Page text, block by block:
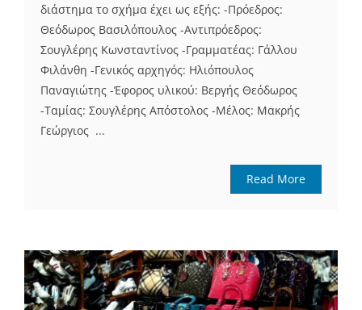
διάστημα το σχήμα έχει ως εξής: -Πρόεδρος:
Θεόδωρος Βασιλόπουλος -Αντιπρόεδρος:
Σουγλέρης Κωνσταντίνος -Γραμματέας: Γάλλου
Φιλάνθη -Γενικός αρχηγός: Ηλιόπουλος
Παναγιώτης -Έφορος υλικού: Βεργής Θεόδωρος
-Ταμίας: Σουγλέρης Απόστολος -Μέλος: Μακρής
Γεώργιος ...
Read More